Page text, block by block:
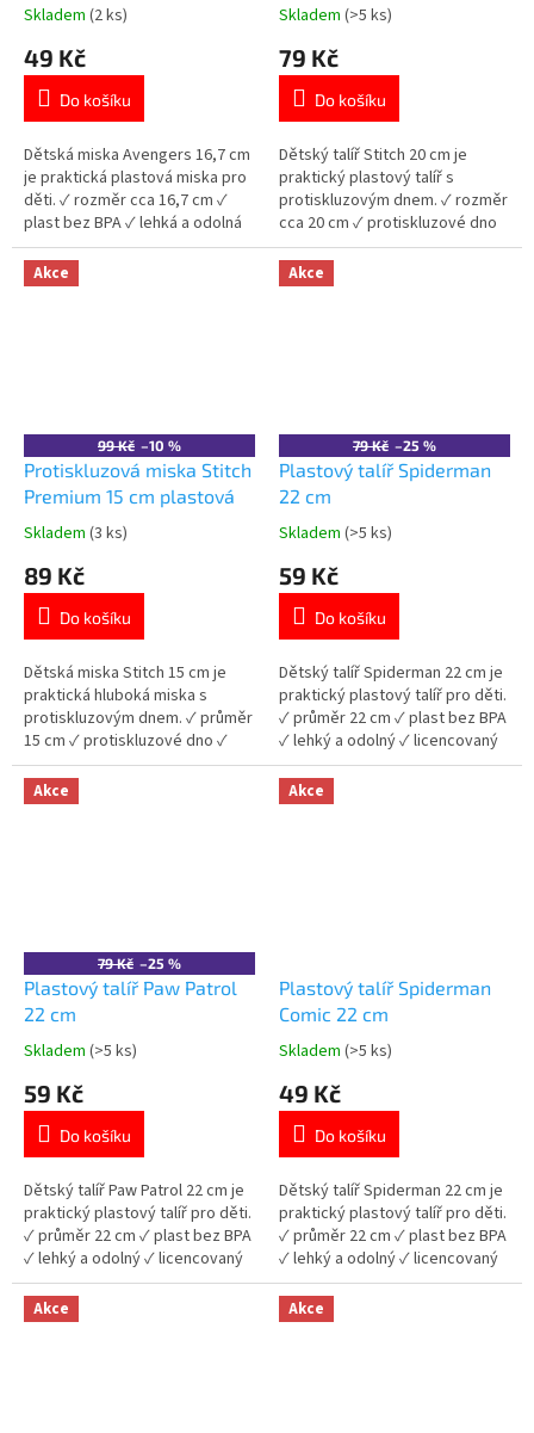
Průměrné
produktu
5,0
5
hvězdiček.
Skladem (2 ks)
49 Kč
Do košíku
Dětská miska Avengers 16,7 cm
je praktická plastová miska pro
děti. ✓ rozměr cca 16,7 cm ✓
plast bez BPA ✓ lehká a odolná
✓ licencovaný motiv Avengers
👉 Více produktů Avengers
Průměrné
produktu
5,0
5
hvězdiček.
Skladem (>5 ks)
79 Kč
Do košíku
Dětský talíř Stitch 20 cm je
praktický plastový talíř s
protiskluzovým dnem. ✓ rozměr
cca 20 cm ✓ protiskluzové dno
✓ plast bez BPA ✓ licencovaný
motiv Stitch 👉 Více produktů
Stitch
Akce
99 Kč –10 %
Protiskluzová miska Stitch
Premium 15 cm plastová
Průměrné
produktu
5,0
5
hvězdiček.
Skladem (3 ks)
89 Kč
Do košíku
Dětská miska Stitch 15 cm je
praktická hluboká miska s
protiskluzovým dnem. ✓ průměr
15 cm ✓ protiskluzové dno ✓
plast bez BPA ✓ licencovaný
motiv Stitch 👉 Více produktů
Stitch
Akce
79 Kč –25 %
Plastový talíř Spiderman
22 cm
Průměrné
produktu
5,0
5
hvězdiček.
Skladem (>5 ks)
59 Kč
Do košíku
Dětský talíř Spiderman 22 cm je
praktický plastový talíř pro děti.
✓ průměr 22 cm ✓ plast bez BPA
✓ lehký a odolný ✓ licencovaný
motiv Spiderman 👉 Více
produktů Spiderman
Akce
79 Kč –25 %
Plastový talíř Paw Patrol
22 cm
Průměrné
produktu
5,0
5
hvězdiček.
Skladem (>5 ks)
59 Kč
Do košíku
Dětský talíř Paw Patrol 22 cm je
praktický plastový talíř pro děti.
✓ průměr 22 cm ✓ plast bez BPA
✓ lehký a odolný ✓ licencovaný
motiv Paw Patrol 👉 Více
produktů Paw Patrol
Akce
Plastový talíř Spiderman
Comic 22 cm
Průměrné
produktu
5,0
5
hvězdiček.
Skladem (>5 ks)
49 Kč
Do košíku
Dětský talíř Spiderman 22 cm je
praktický plastový talíř pro děti.
✓ průměr 22 cm ✓ plast bez BPA
✓ lehký a odolný ✓ licencovaný
motiv Spiderman 👉 Více
produktů Spiderman
Akce Akce